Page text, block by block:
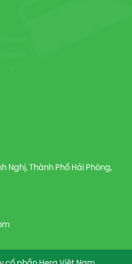
Nghị, Thành Phố Hải Phòng,